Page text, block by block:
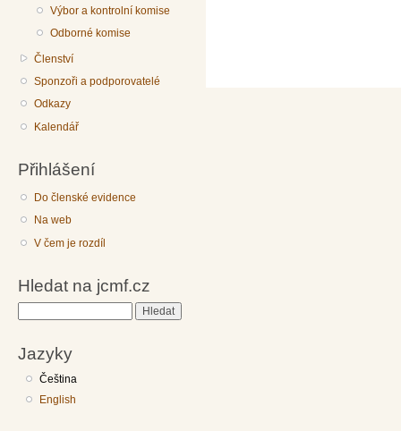
Výbor a kontrolní komise
Odborné komise
Členství
Sponzoři a podporovatelé
Odkazy
Kalendář
Přihlášení
Do členské evidence
Na web
V čem je rozdíl
Hledat na jcmf.cz
Jazyky
Čeština
English